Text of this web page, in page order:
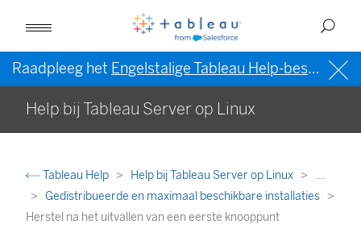
Raadpleeg het Engelstalige Tableau Help-bestand (VS)
Help bij Tableau Server op Linux
Tableau Help Help bij Tableau Server op Linux
...
Gedistribueerde en maximaal beschikbare installaties
Herstel na het uitvallen van een eerste knooppunt